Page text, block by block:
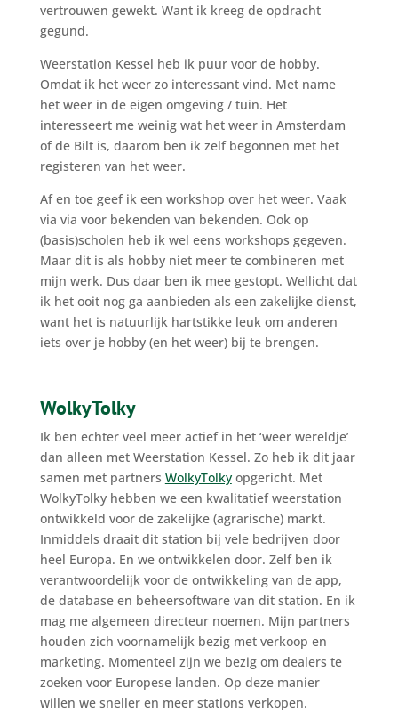
vertrouwen gewekt. Want ik kreeg de opdracht
gegund.
Weerstation Kessel heb ik puur voor de hobby.
Omdat ik het weer zo interessant vind. Met name
het weer in de eigen omgeving / tuin. Het
interesseert me weinig wat het weer in Amsterdam
of de Bilt is, daarom ben ik zelf begonnen met het
registeren van het weer.
Af en toe geef ik een workshop over het weer. Vaak
via via voor bekenden van bekenden. Ook op
(basis)scholen heb ik wel eens workshops gegeven.
Maar dit is als hobby niet meer te combineren met
mijn werk. Dus daar ben ik mee gestopt. Wellicht dat
ik het ooit nog ga aanbieden als een zakelijke dienst,
want het is natuurlijk hartstikke leuk om anderen
iets over je hobby (en het weer) bij te brengen.
WolkyTolky
Ik ben echter veel meer actief in het ‘weer wereldje’
dan alleen met Weerstation Kessel. Zo heb ik dit jaar
samen met partners WolkyTolkyopgericht. Met
WolkyTolky hebben we een kwalitatief weerstation
ontwikkeld voor de zakelijke (agrarische) markt.
Inmiddels draait dit station bij vele bedrijven door
heel Europa. En we ontwikkelen door. Zelf ben ik
verantwoordelijk voor de ontwikkeling van de app,
de database en beheersoftware van dit station. En ik
mag me algemeen directeur noemen. Mijn partners
houden zich voornamelijk bezig met verkoop en
marketing. Momenteel zijn we bezig om dealers te
zoeken voor Europese landen. Op deze manier
willen we sneller en meer stations verkopen.